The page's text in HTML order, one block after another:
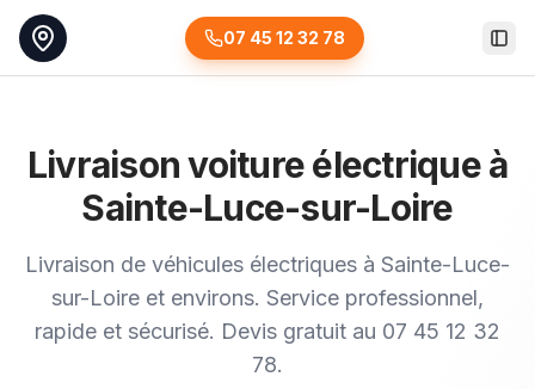
07 45 12 32 78
Livraison voiture électrique à
Sainte-Luce-sur-Loire
Livraison de véhicules électriques à Sainte-Luce-
sur-Loire et environs. Service professionnel,
rapide et sécurisé. Devis gratuit au 07 45 12 32
78.